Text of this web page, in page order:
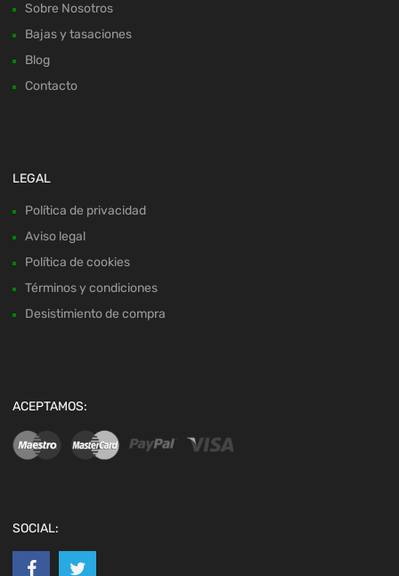
Sobre Nosotros
Bajas y tasaciones
Blog
Contacto
LEGAL
Política de privacidad
Aviso legal
Política de cookies
Términos y condiciones
Desistimiento de compra
ACEPTAMOS:
SOCIAL: